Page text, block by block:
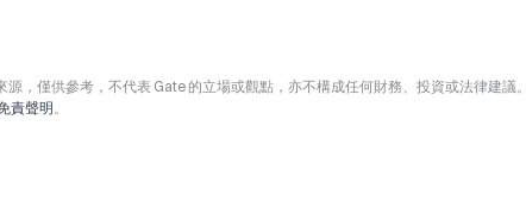
，僅供參考，不代表 Gate 的立場或觀點，亦不構成任何財務、投資或法律建議
責聲明。